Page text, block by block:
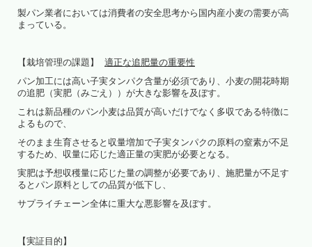
製パン業者においては消費者の安全思考から国内産小麦の需要が高
まっている。
【栽培管理の課題】 適正な追肥量の重要性
パン加工には高い子実タンパク含量が必須であり、小麦の開花時期
の追肥（実肥（みごえ））が大きな影響を及ぼす。
これは新品種のパン小麦は品質が高いだけでなく多収である特徴に
よるもので、
そのまま生育させると収量増加で子実タンパクの原料の窒素が不足
するため、収量に応じた適正量の実肥が必要となる。
実肥は予想収穫量に応じた量の調整が必要であり、施肥量が不足す
るとパン原料としての品質が低下し、
サプライチェーン全体に重大な悪影響を及ぼす。
【実証目的】